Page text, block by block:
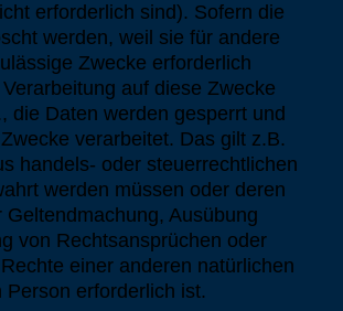
erforderlich sind). Sofern die
werden, weil sie für andere
Zwecke erforderlich
auf diese Zwecke
die Daten werden gesperrt und
verarbeitet. Das gilt z.B.
handels- oder steuerrechtlichen
werden müssen oder deren
Geltendmachung, Ausübung
von Rechtsansprüchen oder
einer anderen natürlichen
Person erforderlich ist.